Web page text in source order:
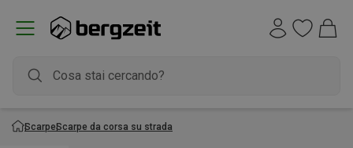
ScarpeScarpe da corsa su strada